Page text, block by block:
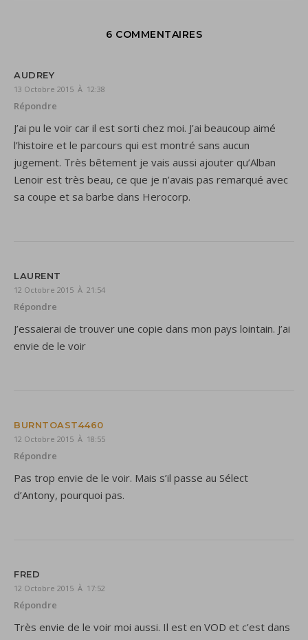
6 COMMENTAIRES
AUDREY
13 Octobre 2015 À 12:38
Répondre
J’ai pu le voir car il est sorti chez moi. J’ai beaucoup aimé
l’histoire et le parcours qui est montré sans aucun
jugement. Très bêtement je vais aussi ajouter qu’Alban
Lenoir est très beau, ce que je n’avais pas remarqué avec
sa coupe et sa barbe dans Herocorp.
LAURENT
12 Octobre 2015 À 21:54
Répondre
J’essaierai de trouver une copie dans mon pays lointain. J’ai
envie de le voir
BURNTOAST4460
12 Octobre 2015 À 18:55
Répondre
Pas trop envie de le voir. Mais s’il passe au Sélect
d’Antony, pourquoi pas.
FRED
12 Octobre 2015 À 17:52
Répondre
Très envie de le voir moi aussi. Il est en VOD et c’est dans